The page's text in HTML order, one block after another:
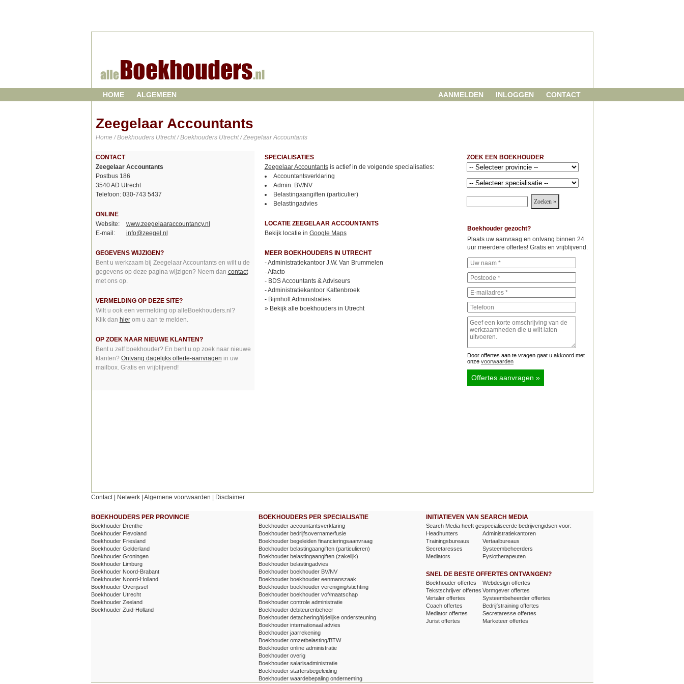
HOME ALGEMEEN AANMELDEN INLOGGEN CONTACT
Zeegelaar Accountants
Home /Boekhouders Utrecht/Boekhouders Utrecht/ Zeegelaar Accountants
CONTACT
Zeegelaar Accountants
Postbus 186
3540 AD Utrecht
Telefoon: 030-743 5437
ONLINE
Website:
www.zeegelaaraccountancy.nl
E-mail:
info@zeegel.nl
GEGEVENS WIJZIGEN?
Bent u werkzaam bij Zeegelaar Accountants en wilt u de
gegevens op deze pagina wijzigen? Neem dan contact
met ons op.
VERMELDING OP DEZE SITE?
Wilt u ook een vermelding op alleBoekhouders.nl?
Klik dan hierom u aan te melden.
OP ZOEK NAAR NIEUWE KLANTEN?
Bent u zelf boekhouder? En bent u op zoek naar nieuwe
klanten? Ontvang dagelijks offerte-aanvragen in uw
mailbox. Gratis en vrijblijvend!
SPECIALISATIES
Zeegelaar Accountantsis actief in de volgende specialisaties:
Accountantsverklaring
Admin. BV/NV
Belastingaangiften (particulier)
Belastingadvies
LOCATIE ZEEGELAAR ACCOUNTANTS
Bekijk locatie in Google Maps
MEER BOEKHOUDERS IN UTRECHT
-Administratiekantoor J.W. Van Brummelen
-Afacto
- BDS Accountants & Adviseurs
-Administratiekantoor Kattenbroek
- Bijmholt Administraties
» Bekijk alle boekhouders in Utrecht
ZOEK EEN BOEKHOUDER
Contact| Netwerk| Algemene voorwaarden Disclaimer
BOEKHOUDERS PER PROVINCIE
Boekhouder Drenthe
Boekhouder Flevoland
Boekhouder Friesland
Boekhouder Gelderland
Boekhouder Groningen
Boekhouder Limburg
Boekhouder Noord-Brabant
Boekhouder Noord-Holland
Boekhouder Overijssel
Boekhouder Utrecht
Boekhouder Zeeland
Boekhouder Zuid-Holland
BOEKHOUDERS PER SPECIALISATIE
Boekhouder accountantsverklaring
Boekhouder bedrijfsovername/fusie
Boekhouder begeleiden financieringsaanvraag
Boekhouder belastingaangiften (particulieren)
Boekhouder belastingaangiften (zakelijk)
Boekhouder belastingadvies
Boekhouder boekhouder BV/NV
Boekhouder boekhouder eenmanszaak
Boekhouder boekhouder vereniging/stichting
Boekhouder boekhouder vof/maatschap
Boekhouder controle administratie
Boekhouder debiteurenbeheer
Boekhouder detachering/tijdelijke ondersteuning
Boekhouder internationaal advies
Boekhouder jaarrekening
Boekhouder omzetbelasting/BTW
Boekhouder online administratie
Boekhouder overig
Boekhouder salarisadministratie
Boekhouder startersbegeleiding
Boekhouder waardebepaling onderneming
INITIATIEVEN VAN SEARCH MEDIA
Search Media heeft gespecialiseerde bedrijvengidsen voor:
Headhunters
Administratiekantoren
Trainingsbureaus
Vertaalbureaus
Secretaresses
Systeembeheerders
Mediators
Fysiotherapeuten
SNEL DE BESTE OFFERTES ONTVANGEN?
Boekhouder offertes
Webdesign offertes
Tekstschrijver offertes Vormgever offertes
Vertaler offertes
Systeembeheerder offertes
Coach offertes
Bedrijfstraining offertes
Mediator offertes
Secretaresse offertes
Jurist offertes
Marketeer offertes